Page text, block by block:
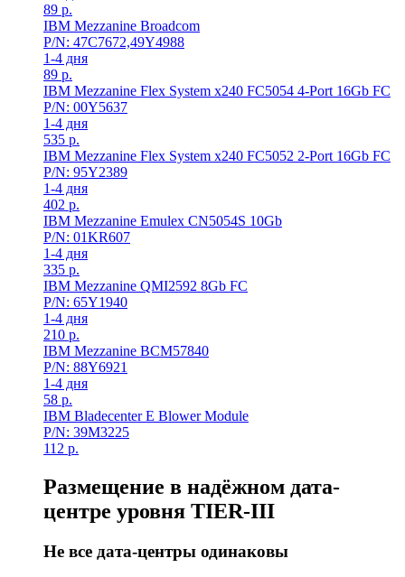
89 р.
IBM Mezzanine Broadcom
P/N: 47C7672,49Y4988
1-4 дня
89 р.
IBM Mezzanine Flex System x240 FC5054 4-Port 16Gb FC
P/N: 00Y5637
1-4 дня
535 р.
IBM Mezzanine Flex System x240 FC5052 2-Port 16Gb FC
P/N: 95Y2389
1-4 дня
402 р.
IBM Mezzanine Emulex CN5054S 10Gb
P/N: 01KR607
1-4 дня
335 р.
IBM Mezzanine QMI2592 8Gb FC
P/N: 65Y1940
1-4 дня
210 р.
IBM Mezzanine BCM57840
P/N: 88Y6921
1-4 дня
58 р.
IBM Bladecenter E Blower Module
P/N: 39M3225
112 р.
Размещение в надёжном дата-
центре уровня TIER-III
Не все дата-центры одинаковы